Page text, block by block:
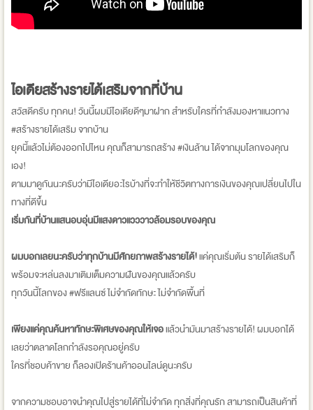
ไอเดียสร้างรายได้เสริมจากที่บ้าน
สวัสดีครับ ทุกคน! วันนี้ผมมีไอเดียดีๆมาฝาก สำหรับใครที่กำลังมองหาแนวทาง
#สร้างรายได้เสริม จากบ้าน
ยุคนี้แล้วไม่ต้องออกไปไหน คุณก็สามารถสร้าง #เงินล้าน ได้จากมุมโลกของคุณ
เอง!
ตามมาดูกันนะครับว่ามีไอเดียอะไรบ้างที่จะทำให้ชีวิตทางการเงินของคุณเปลี่ยนไปใน
ทางที่ดีขึ้น
เริ่มกันที่บ้านแสนอบอุ่นมีแสงดาวแวววาวล้อมรอบของคุณ
ผมบอกเลยนะครับว่าทุกบ้านมีศักยภาพสร้างรายได้!แค่คุณเริ่มต้น รายได้เสริมก็
พร้อมจะหล่นลงมาเติมเต็มความฝันของคุณแล้วครับ
ทุกวันนี้โลกของ #ฟรีแลนซ์ ไม่จำกัดทักษะ ไม่จำกัดพื้นที่
เพียงแค่คุณค้นหาทักษะพิเศษของคุณให้เจอแล้วนำมันมาสร้างรายได้! ผมบอกได้
เลยว่าตลาดโลกกำลังรอคุณอยู่ครับ
ใครที่ชอบค้าขาย ก็ลองเปิดร้านค้าออนไลน์ดูนะครับ
จากความชอบอาจนำคุณไปสู่รายได้ที่ไม่จำกัด ทุกสิ่งที่คุณรัก สามารถเป็นสินค้าที่